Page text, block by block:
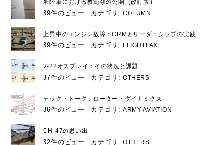
米陸軍における教範類の公開（改訂版）
39件のビュー カテゴリ:COLUMN
上昇中のエンジン故障：CRMとリーダーシップの実践
39件のビュー カテゴリ: FLIGHTFAX
V-22オスプレイ：その状況と課題
37件のビュー カテゴリ:OTHERS
テック・トーク：ローター・ダイナミクス
36件のビュー カテゴリ:ARMY AVIATION
CH-47の思い出
32件のビュー カテゴリ:OTHERS